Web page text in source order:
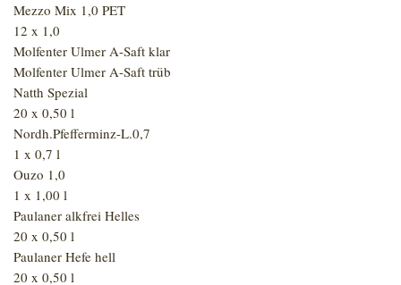
Mezzo Mix 1,0 PET
12 x 1,0
Molfenter Ulmer A-Saft klar
Molfenter Ulmer A-Saft trüb
Natth Spezial
20 x 0,50 l
Nordh.Pfefferminz-L.0,7
1 x 0,7 l
Ouzo 1,0
1 x 1,00 l
Paulaner alkfrei Helles
20 x 0,50 l
Paulaner Hefe hell
20 x 0,50 l